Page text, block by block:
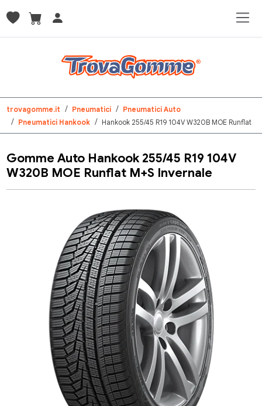
trovagomme.it Pneumatici
Pneumatici Auto
Pneumatici Hankook
Hankook 255/45 R19 104V W320B MOE Runflat
Gomme Auto Hankook 255/45 R19 104V
W320B MOE Runflat M+S Invernale